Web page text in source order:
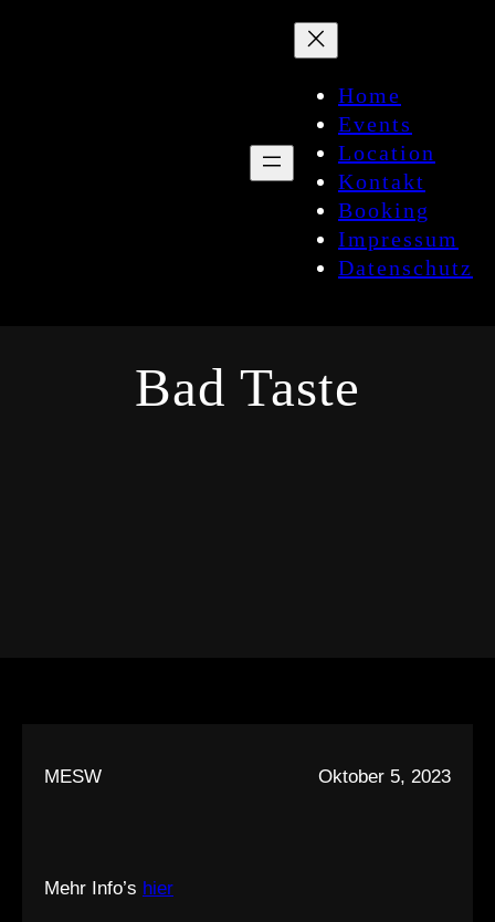
Home
Events
Location
Kontakt
Booking
Impressum
Datenschutz
Bad Taste
MESW Oktober 5, 2023
Mehr Info’s hier